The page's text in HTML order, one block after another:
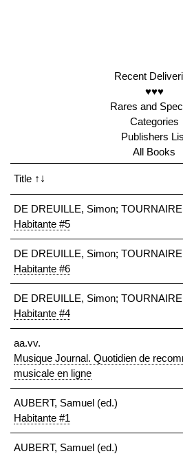
Recent
♥♥♥
Rares and
Categories
Publishers
All Books
Title ↑↓
DE DREUILLE, Simon;
Habitante #5
DE DREUILLE, Simon;
Habitante #6
DE DREUILLE, Simon;
Habitante #4
aa.vv.
Musique Journal. Quotidien de
musicale en ligne
AUBERT, Samuel (ed.)
Habitante #1
AUBERT, Samuel (ed.)